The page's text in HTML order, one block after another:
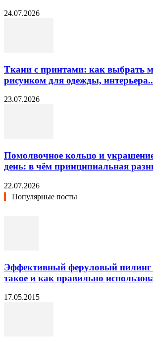
24.07.2026
Ткани с принтами: как выбрать
рисунком для одежды,
23.07.2026
Помолвочное кольцо и
день: в чём принципиальная
22.07.2026
Популярные посты
Эффективный феруловый пилинг
такое и как правильно
17.05.2015